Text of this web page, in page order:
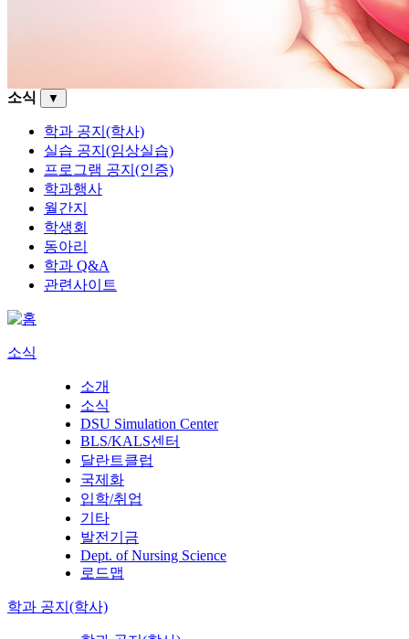
소식 ▼
학과 공지(학사)
실습 공지(임상실습)
프로그램 공지(인증)
학과행사
월간지
학생회
동아리
학과 Q&A
관련사이트
소식
소개
소식
DSU Simulation Center
BLS/KALS센터
달란트클럽
국제화
입학/취업
기타
발전기금
Dept. of Nursing Science
로드맵
학과 공지(학사)